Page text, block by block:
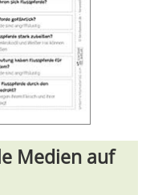
Medien auf